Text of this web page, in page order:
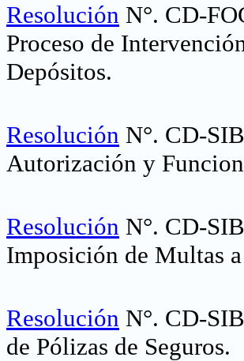
Resolución N°. CD-
Proceso de
Depósitos.
Resolución N°. CD-
Autorización y
Resolución N°. CD-
Imposición de Multas a
Resolución N°. CD-
de Pólizas de Seguros.